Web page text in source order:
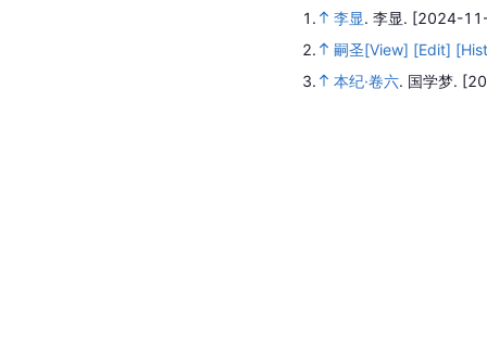
1. 李显. 李显. [2024-
2.
嗣圣[View] [Edit]
3.
本纪·卷六. 国学梦.